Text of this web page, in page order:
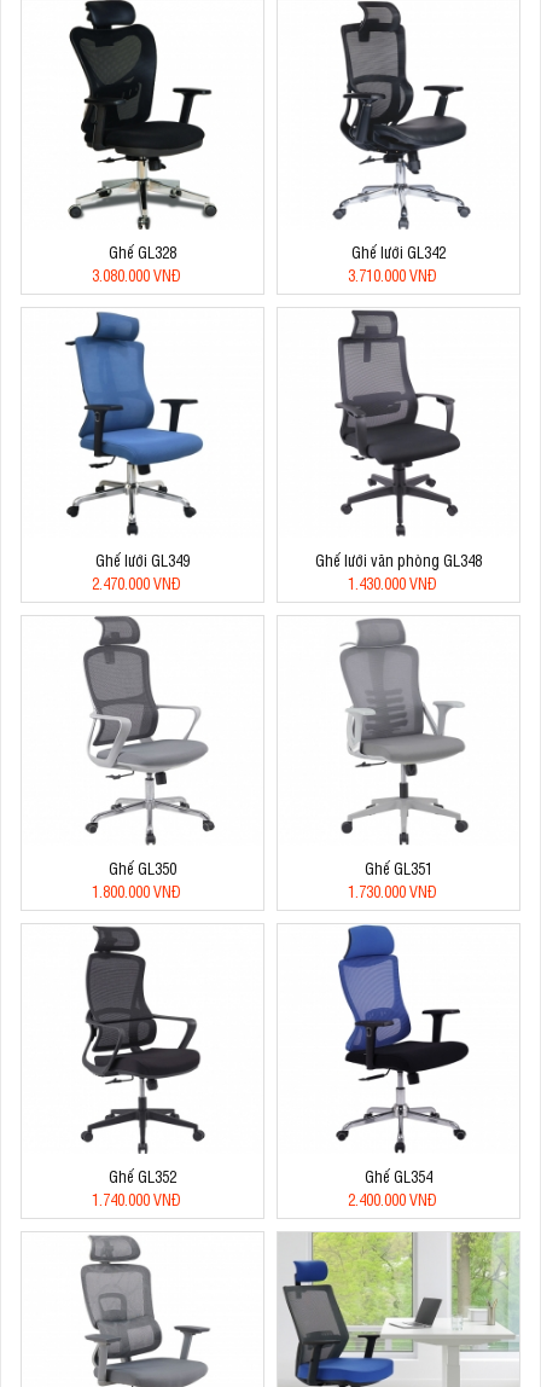
Ghế GL328
3.080.000 VNĐ
Ghế lưới GL342
3.710.000 VNĐ
Ghế lưới GL349
2.470.000 VNĐ
Ghế lưới văn phòng GL348
1.430.000 VNĐ
Ghế GL350
1.800.000 VNĐ
Ghế GL351
1.730.000 VNĐ
Ghế GL352
1.740.000 VNĐ
Ghế GL354
2.400.000 VNĐ